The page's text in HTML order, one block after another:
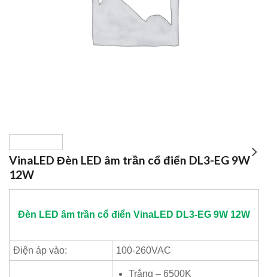
VinaLED Đèn LED âm trần cổ điển DL3-EG 9W
12W
Đèn LED âm trần cổ điển VinaLED DL3-EG 9W 12W
Điện áp vào: 100-260VAC
Trắng – 6500K